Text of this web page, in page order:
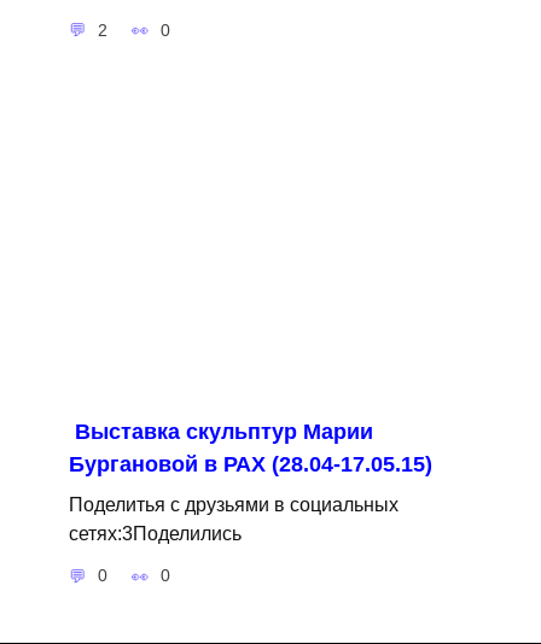
2 0
Выставка скульптур Марии
Бургановой в РАХ (28.04-17.05.15)
Поделитья с друзьями в социальных
сетях:3Поделились
0 0